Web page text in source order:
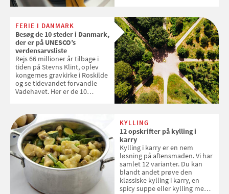
enkle råd til at spare penge på
tøjvasken
FERIE I DANMARK
Besøg de 10 steder i Danmark,
der er på UNESCO’s
verdensarvsliste
Rejs 66 millioner år tilbage i
tiden på Stevns Klint, oplev
kongernes gravkirke i Roskilde
og se tidevandet forvandle
Vadehavet. Her er de 10
KYLLING
12 opskrifter på kylling i
karry
Kylling i karry er en nem
løsning på aftensmaden. Vi har
samlet 12 varianter. Du kan
blandt andet prøve den
klassiske kylling i karry, en
spicy suppe eller kylling med